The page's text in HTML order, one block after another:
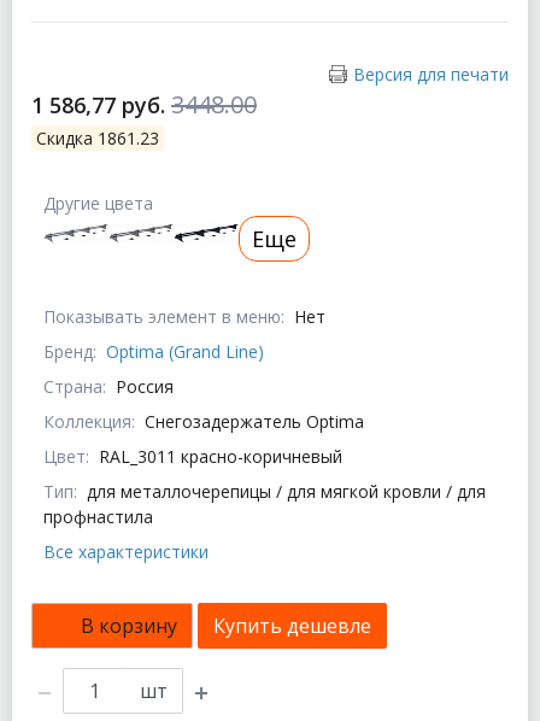
Версия для печати
1 586,77 руб. 3448.00
Скидка 1861.23
Показывать элемент в меню: Нет
Бренд: Optima (Grand Line)
Страна: Россия
Коллекция: Снегозадержатель Optima
Цвет: RAL_3011 красно-коричневый
Тип: для металлочерепицы / для мягкой кровли / для
профнастила
Все характеристики
Другие цвета
Еще
В корзину Купить дешевле
шт